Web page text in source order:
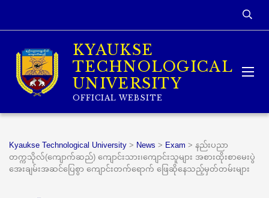
KYAUKSE
TECHNOLOGICAL
UNIVERSITY
OFFICIAL WEBSITE
Kyaukse Technological University > News > Exam > နည်းပညာ
တက္ကသိုလ်(ကျောက်ဆည်) ကျောင်းသား၊ကျောင်းသူများ အစားထိုးစာမေးပွဲ
အေးချမ်းအဆင်ပြေစွာ ကျောင်းတက်ရောက် ဖြေဆိုနေသည့်မှတ်တမ်းများ